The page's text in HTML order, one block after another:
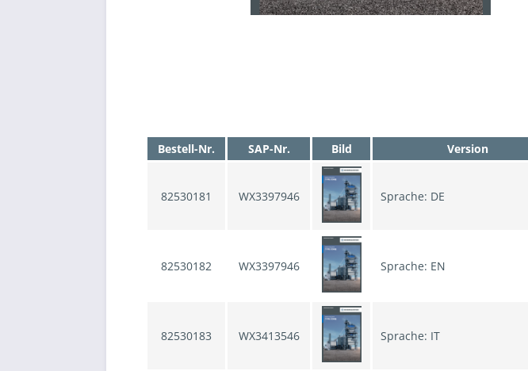
Bestell-Nr. SAP-Nr. Bild Version
82530181 WX3397946 Sprache: DE
82530182 WX3397946 Sprache: EN
82530183 WX3413546 Sprache: IT